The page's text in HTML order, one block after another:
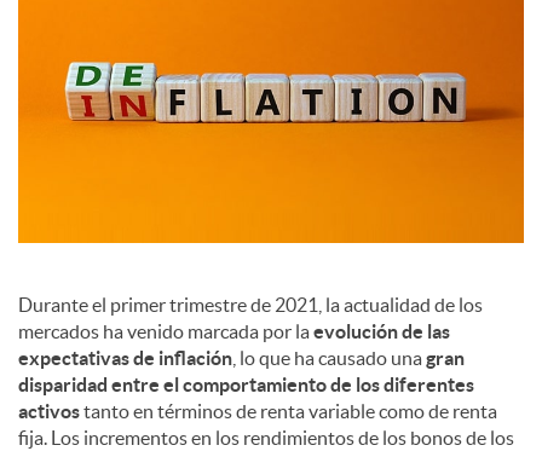
s
Durante el primer trimestre de 2021, la actualidad de los
mercados ha venido marcada por laevolución de las
expectativas de inflación , lo que ha causado unagran
disparidad entre el comportamiento de los diferentes
activostanto en términos de renta variable como de renta
fija. Los incrementos en los rendimientos de los bonos de los